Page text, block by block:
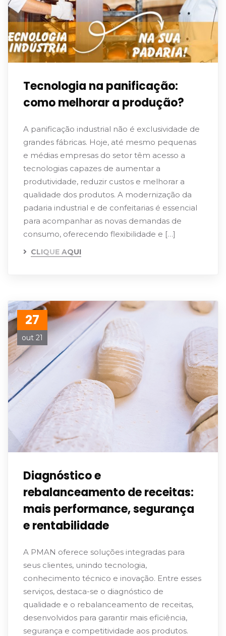
Tecnologia na panificação:
como melhorar a produção?
A panificação industrial não é exclusividade de
grandes fábricas. Hoje, até mesmo pequenas
e médias empresas do setor têm acesso a
tecnologias capazes de aumentar a
produtividade, reduzir custos e melhorar a
qualidade dos produtos. A modernização da
padaria industrial e de confeitarias é essencial
para acompanhar as novas demandas de
consumo, oferecendo flexibilidade e […]
CLIQUE AQUI
27
out 21
Diagnóstico e
rebalanceamento de receitas:
mais performance, segurança
e rentabilidade
A PMAN oferece soluções integradas para
seus clientes, unindo tecnologia,
conhecimento técnico e inovação. Entre esses
serviços, destaca-se o diagnóstico de
qualidade e o rebalanceamento de receitas,
desenvolvidos para garantir mais eficiência,
segurança e competitividade aos produtos.